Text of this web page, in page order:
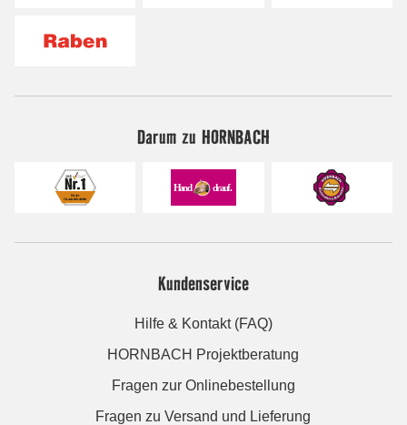
Darum zu HORNBACH
Kundenservice
Hilfe & Kontakt (FAQ)
HORNBACH Projektberatung
Fragen zur Onlinebestellung
Fragen zu Versand und Lieferung